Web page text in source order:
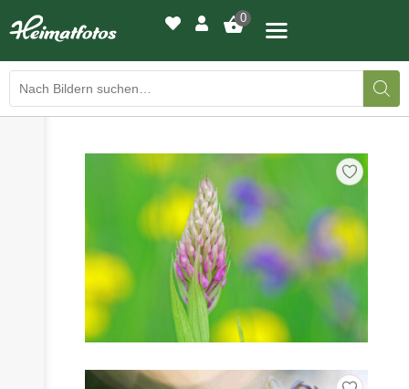
0
BILDERGALERIE
DRUCKQUALITÄTEN
LED-LEUCHTBILDER
WIR DRUCKEN IHR BILD
AUSSTELLUNGEN